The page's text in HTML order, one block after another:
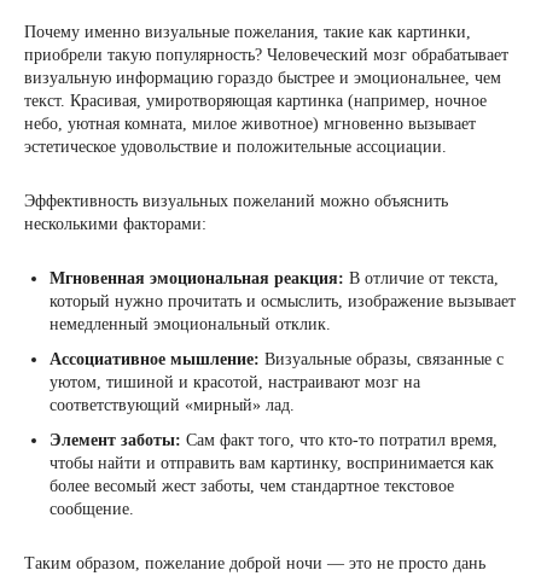
Почему именно визуальные пожелания, такие как картинки,
приобрели такую популярность? Человеческий мозг обрабатывает
визуальную информацию гораздо быстрее и эмоциональнее, чем
текст. Красивая, умиротворяющая картинка (например, ночное
небо, уютная комната, милое животное) мгновенно вызывает
эстетическое удовольствие и положительные ассоциации.
Эффективность визуальных пожеланий можно объяснить
несколькими факторами:
Мгновенная эмоциональная реакция: В отличие от текста,
который нужно прочитать и осмыслить, изображение вызывает
немедленный эмоциональный отклик.
Ассоциативное мышление: Визуальные образы, связанные с
уютом, тишиной и красотой, настраивают мозг на
соответствующий «мирный» лад.
Элемент заботы: Сам факт того, что кто-то потратил время,
чтобы найти и отправить вам картинку, воспринимается как
более весомый жест заботы, чем стандартное текстовое
сообщение.
Таким образом, пожелание доброй ночи — это не просто дань